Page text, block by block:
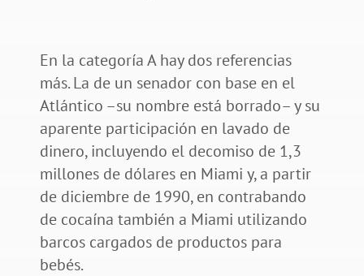
En la categoría A hay dos referencias
más. La de un senador con base en el
Atlántico –su nombre está borrado– y su
aparente participación en lavado de
dinero, incluyendo el decomiso de 1,3
millones de dólares en Miami y, a partir
de diciembre de 1990, en contrabando
de cocaína también a Miami utilizando
barcos cargados de productos para
bebés.